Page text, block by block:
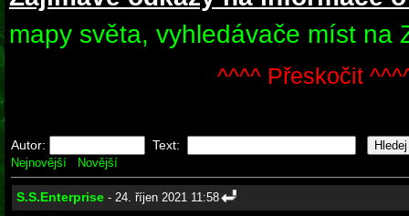
mapy světa, vyhledávače míst na
^^^^ Přeskočit
Autor: Text:
Nejnovější Novější
S.S.Enterprise - 24. říjen 2021 11:58